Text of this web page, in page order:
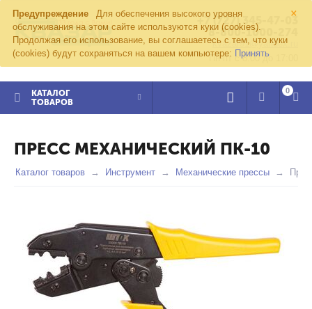
×
Предупреждение
Для обеспечения высокого уровня
обслуживания на этом сайте используются куки (cookies).
Продолжая его использование, вы соглашаетесь с тем, что куки
(cookies) будут сохраняться на вашем компьютере: Принять
+7 (727) 345-47-03
8-800-1000-274
kvazar91@yandex.ru
Пн-пт с 8:00 до 17:00
КАТАЛОГ
ТОВАРОВ
0
ПРЕСС МЕХАНИЧЕСКИЙ ПК-10
Каталог товаров Инструмент Механические прессы